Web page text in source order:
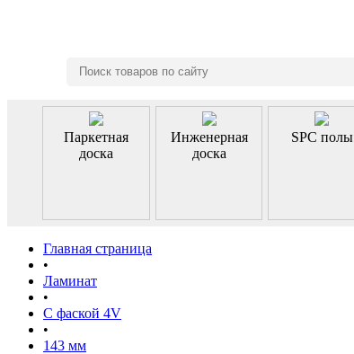
Паркетная
доска
Инженерная
доска
SPC полы
Главная страница
•
Ламинат
•
С фаской 4V
•
143 мм